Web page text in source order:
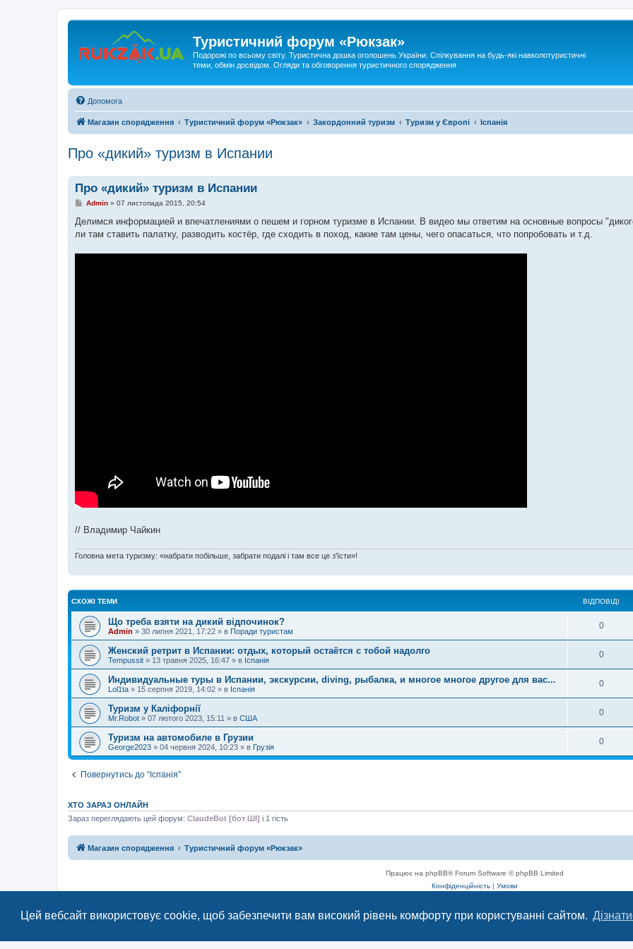
Цей вебсайт використовує cookie, щоб забезпечити вам високий рівень комфорту при користуванні сайтом.
Туристичний форум «Рюкзак»
Подорожі по всьому світу. Туристична дошка оголошень України. Спілкування на будь-які навколотуристичні
теми, обмін досвідом. Огляди та обговорення туристичного спорядження
Допомога
Магазин спорядження Туристичний форум «Рюкзак» Закордонний туризм Туризм у Європі Іспанія
Про «дикий» туризм в Испании
Про «дикий» туризм в Испании
П
в
д
м
Admin» 07 листопада 2015, 20:54
Делимся информацией и впечатлениями о пешем и горном туризме в Испании. В видео мы ответим на основные вопросы
ли там ставить палатку, разводить костёр, где сходить в поход, какие там цены, чего опасаться, что попробовать и т.д.
// Владимир Чайкин
Головна мета туризму: «набрати побільше, забрати подалі і там все це з'їсти»!
СХОЖІ ТЕМИ ВІДПОВІДІ
Що треба взяти на дикий відпочинок?
Admin » 30 липня 2021, 17:22 » в Поради туристам
0
Женский ретрит в Испании: отдых, который остаётся с тобой надолго
Tempussit » 13 травня 2025, 16:47 » в Іспанія
0
Индивидуальные туры в Испании, экскурсии, diving, рыбалка, и многое многое другое для вас...
Lol1ta » 15 серпня 2019, 14:02 » в Іспанія
0
Туризм у Каліфорнії
Mr.Robot » 07 лютого 2023, 15:11 » в США
0
Туризм на автомобиле в Грузии
George2023 » 04 червня 2024, 10:23 » в Грузія
0
Повернутись до “Іспанія”
ХТО ЗАРАЗ ОНЛАЙН
Зараз переглядають цей форум: ClaudeBot [бот ШІ] і 1 гість
Магазин спорядження Туристичний форум «Рюкзак»
Працює на phpBB® Forum Software © phpBB Limited
Конфіденційність | Умови